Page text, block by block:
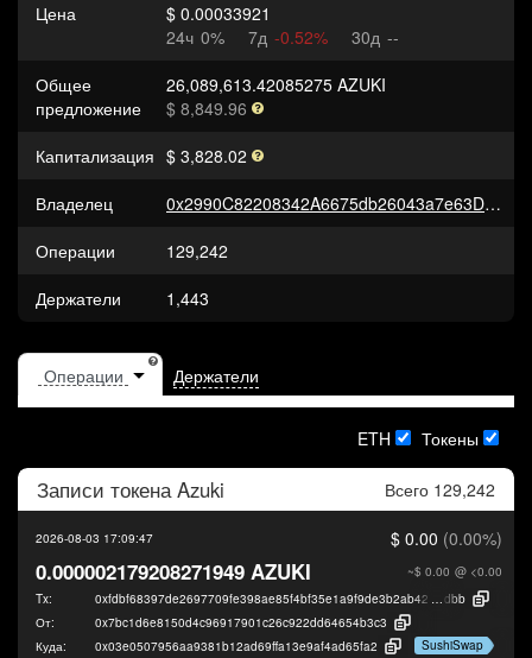
Цена
$ 0.00033921
24ч 0% 7д -0.52% 30д --
Общее
предложение
26,089,613.42085275 AZUKI
$ 8,849.96
Капитализация $ 3,828.02
Владелец
0x2990C82208342A6675db26043a7e63Db6EC0B945
Операции
129,242
Держатели
1,443
Держатели
ETH Токены
Записи токена Azuki Всего 129,242
2026-08-03 17:09:47 $ 0.00 (0.00%)
~$ 0.00 @ <0.00
0.000002179208271949 AZUKI
Tx: 0xfdbf68397de2697709fe398ae85f4bf35e1a9f9de3b2ab42d529ba5714d40
dbb
От:
0x7bc1d6e8150d4c96917901c26c922dd64654b3c3
Куда:
0x03e0507956aa9381b12ad69ffa13e9af4ad65fa2 SushiSwap